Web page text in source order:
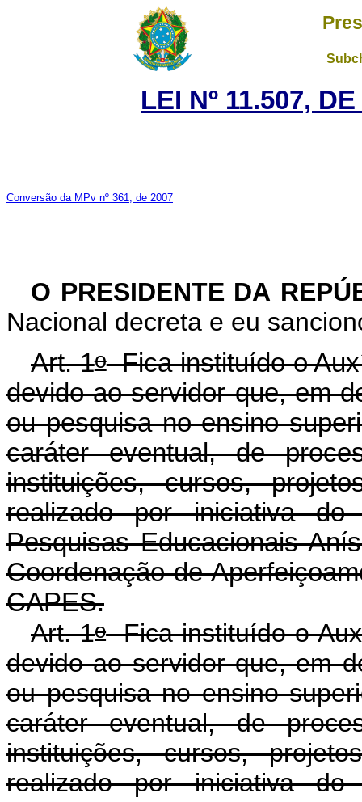
LEI Nº 11.507,
Conversão da MPv nº 361, de 2007
O PRESIDENTE DA
Nacional decreta e eu
Art. 1oFica instituído o
devido ao servidor que, em
ou pesquisa no ensino
caráter eventual, de
instituições, cursos,
realizado por iniciativa
Pesquisas Educacionais
Coordenação de
CAPES.
Art. 1oFica instituído o
devido ao servidor que, em
ou pesquisa no ensino
caráter eventual, de
instituições, cursos,
realizado por iniciativa